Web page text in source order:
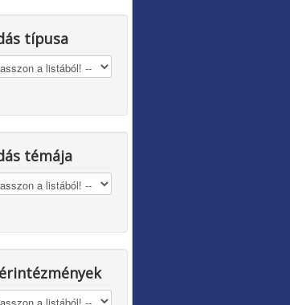
típusa
témája